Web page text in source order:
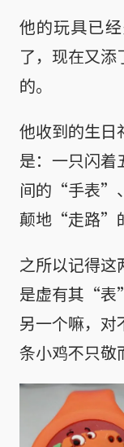
他的玩具已
了，现在又添
的。
他收到的生日
是：一只闪着
间的“手表”
颠地“走路”
之所以记得这
是虚有其“表
另一个嘛，对
条小鸡不只敬